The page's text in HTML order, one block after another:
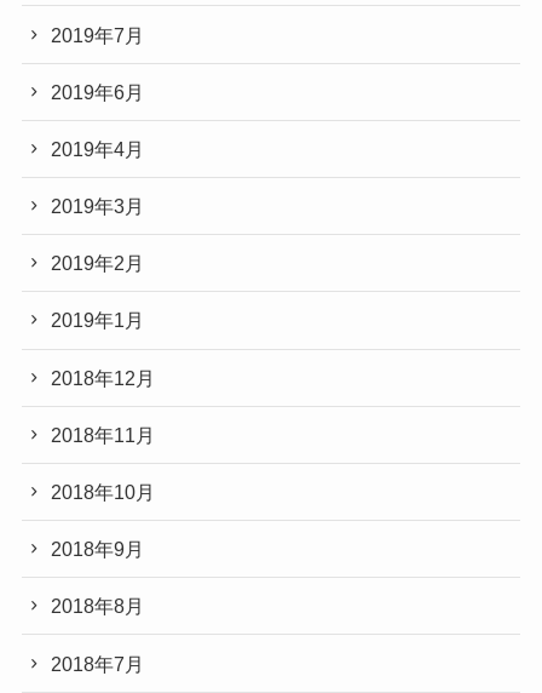
2019年7月
2019年6月
2019年4月
2019年3月
2019年2月
2019年1月
2018年12月
2018年11月
2018年10月
2018年9月
2018年8月
2018年7月